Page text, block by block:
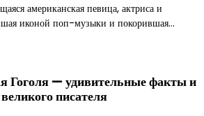
американская певица, актриса и
иконой поп-музыки и покорившая…
Гоголя — удивительные факты и
писателя